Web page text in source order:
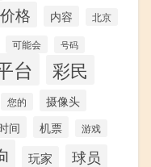
价格 内容 北京
可能会 号码
台 彩民
您的 摄像头
间 机票 游戏
玩家 球员